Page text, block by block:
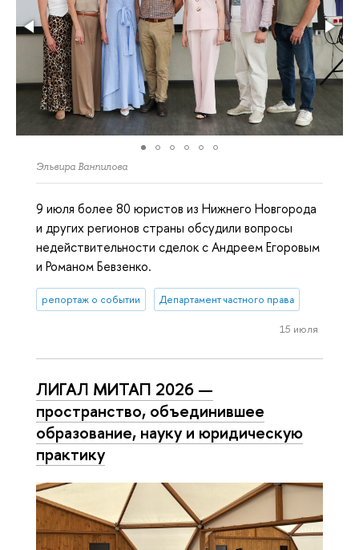
Эльвира Ванпилова
9 июля более 80 юристов из Нижнего Новгорода
и других регионов страны обсудили вопросы
недействительности сделок с Андреем Егоровым
и Романом Бевзенко.
репортаж о событии Департамент частного права
15 июля
ЛИГАЛ МИТАП 2026 —
пространство, объединившее
образование, науку и юридическую
практику